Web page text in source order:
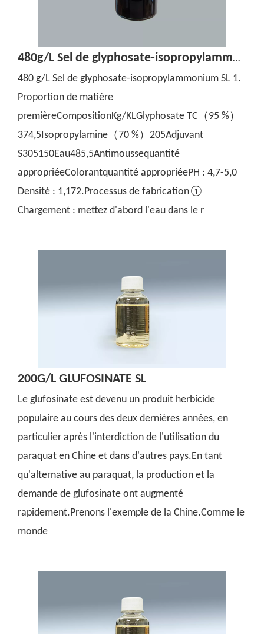
480g/L Sel de glyphosate-isopropylammonium SL
480 g/L Sel de glyphosate-isopropylammonium SL 1.
Proportion de matière
premièreCompositionKg/KLGlyphosate TC（95 %）
374,5Isopropylamine（70 %）205Adjuvant
S305150Eau485,5Antimoussequantité
appropriéeColorantquantité appropriéePH : 4,7-5,0
Densité : 1,172.Processus de fabrication①
Chargement : mettez d'abord l'eau dans le r
200G/L GLUFOSINATE SL
Le glufosinate est devenu un produit herbicide
populaire au cours des deux dernières années, en
particulier après l'interdiction de l'utilisation du
paraquat en Chine et dans d'autres pays.En tant
qu'alternative au paraquat, la production et la
demande de glufosinate ont augmenté
rapidement.Prenons l'exemple de la Chine.Comme le
monde